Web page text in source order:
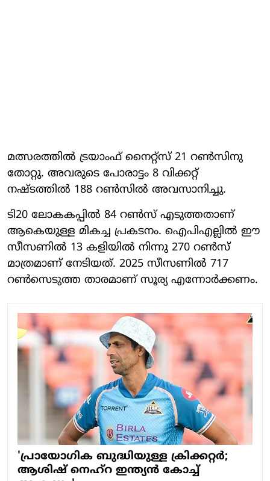
മത്സരത്തില്‍ ട്രയാംഫ് നൈറ്റ്‌സ് 21 റണ്‍സിനു
തോറ്റു. അവരുടെ പോരാട്ടം 8 വിക്കറ്റ്
നഷ്ടത്തില്‍ 188 റണ്‍സില്‍ അവസാനിച്ചു.
ടി20 ലോകകപ്പില്‍ 84 റണ്‍സ് എടുത്തതാണ്
ആകെയുള്ള മികച്ച പ്രകടനം. ഐപിഎല്ലില്‍ ഈ
സീസണില്‍ 13 കളിയില്‍ നിന്നു 270 റണ്‍സ്
മാത്രമാണ് നേടിയത്. 2025 സീസണില്‍ 717
റണ്‍സെടുത്ത താരമാണ് സൂര്യ എന്നോര്‍ക്കണം.
'പ്രായോ​ഗിക ബുദ്ധിയുള്ള ക്രിക്കറ്റർ; ​
ആശിഷ് നെഹ്റ ഇന്ത്യൻ കോച്ച്